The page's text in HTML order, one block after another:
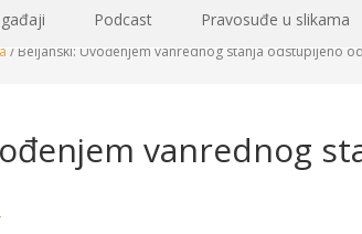
Podcast Pravosuđe u slikama
/Beljanski: Uvođenjem vanrednog stanja odstupljeno
vanrednog